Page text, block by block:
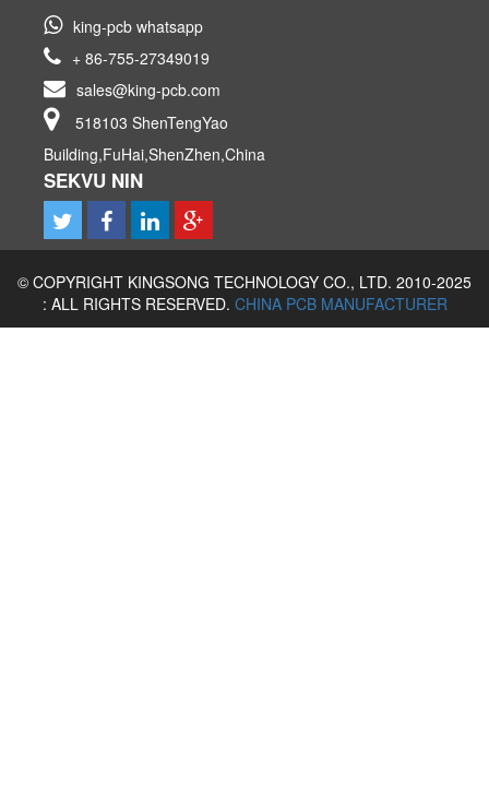
king-pcb whatsapp
+ 86-755-27349019
sales@king-pcb.com
518103 ShenTengYao
Building,FuHai,ShenZhen,China
SEKVU NIN
© COPYRIGHT KINGSONG TECHNOLOGY CO., LTD. 2010-2025
: ALL RIGHTS RESERVED. CHINA PCB MANUFACTURER